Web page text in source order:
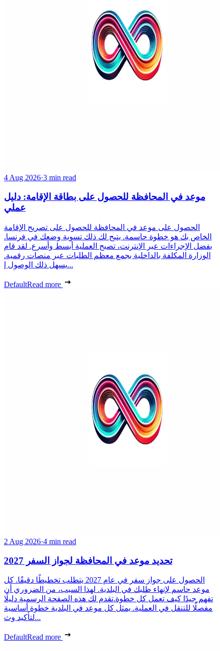
4 Aug 2026·3 min read
موعد في المحافظة للحصول على بطاقة الإقامة: دليل
عملي
الحصول على موعد في المحافظة للحصول على تصريح الإقامة
الخاص بك هو خطوة حاسمة. يتيح لك ذلك تسوية وضعك في فرنسا.
بفضل الإجراءات عبر الإنترنت، تصبح العملية أبسط وأسرع. لقد قام
الوزارة المكلفة بالداخلية بجمع معظم الطلبات عبر منصات رقمية.
يسهل ذلك الوصول إ...
DefaultRead more
2 Aug 2026·4 min read
تحديد موعد في المحافظة لجواز السفر 2027
الحصول على جواز سفر في عام 2027 يتطلب تخطيطًا دقيقًا. كل
موعد حاسم لإنهاء طلبك في البلدية. لهذا السبب، من الضروري أن
تفهم جيدًا كيف تعمل كل خطوة.تقدم لك هذه الصفحة الرسمية دليلًا
مفصلًا للتنقل في العملية. يمثل كل موعد في البلدية خطوة أساسية
لتأكيد وث...
DefaultRead more